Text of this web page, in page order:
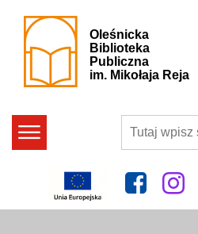
Oleśnicka
Biblioteka
Publiczna
im. Mikołaja Reja
szukaj